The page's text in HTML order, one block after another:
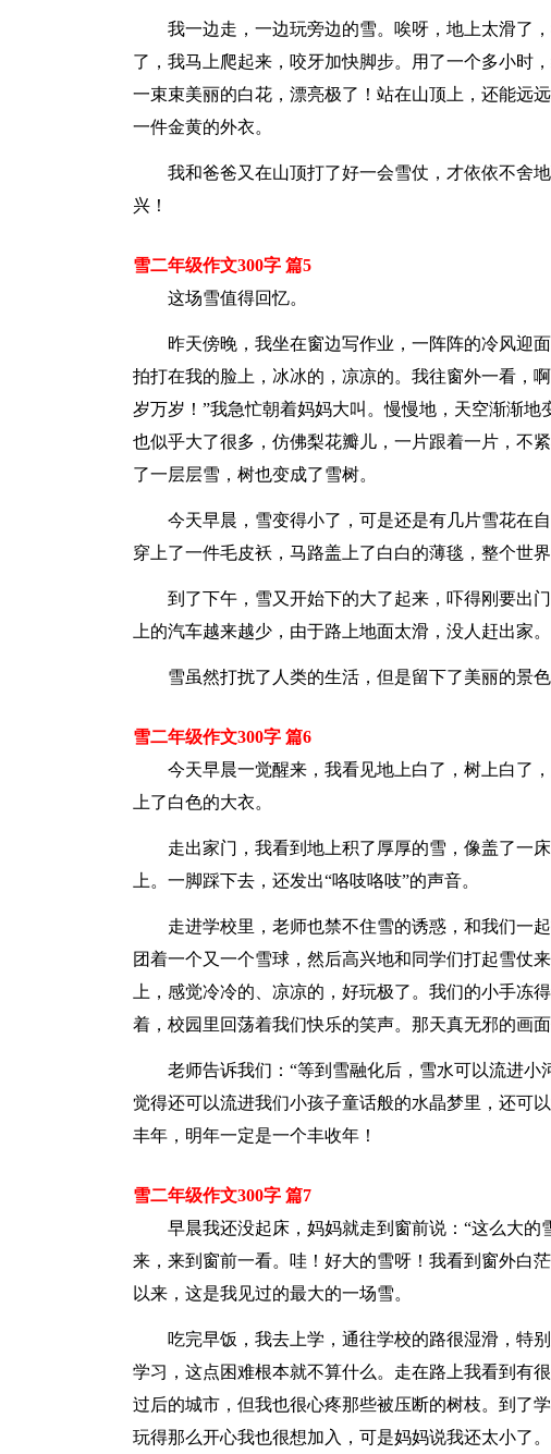
我一边走，一边玩旁边的雪。唉呀，地上太滑了
了，我马上爬起来，咬牙加快脚步。用了一个多小时
一束束美丽的白花，漂亮极了！站在山顶上，还能远
一件金黄的外衣。
我和爸爸又在山顶打了好一会雪仗，才依依不舍
兴！
雪二年级作文300字 篇5
这场雪值得回忆。
昨天傍晚，我坐在窗边写作业，一阵阵的冷风迎
拍打在我的脸上，冰冰的，凉凉的。我往窗外一看，
岁万岁！”我急忙朝着妈妈大叫。慢慢地，天空渐渐
也似乎大了很多，仿佛梨花瓣儿，一片跟着一片，不
了一层层雪，树也变成了雪树。
今天早晨，雪变得小了，可是还是有几片雪花在
穿上了一件毛皮袄，马路盖上了白白的薄毯，整个世
到了下午，雪又开始下的大了起来，吓得刚要出
上的汽车越来越少，由于路上地面太滑，没人赶出家。
雪虽然打扰了人类的生活，但是留下了美丽的景色
雪二年级作文300字 篇6
今天早晨一觉醒来，我看见地上白了，树上白了
上了白色的大衣。
走出家门，我看到地上积了厚厚的雪，像盖了一
上。一脚踩下去，还发出“咯吱咯吱”的声音。
走进学校里，老师也禁不住雪的诱惑，和我们一
团着一个又一个雪球，然后高兴地和同学们打起雪仗
上，感觉冷冷的、凉凉的，好玩极了。我们的小手冻
着，校园里回荡着我们快乐的笑声。那天真无邪的画
老师告诉我们：“等到雪融化后，雪水可以流进
觉得还可以流进我们小孩子童话般的水晶梦里，还可
丰年，明年一定是一个丰收年！
雪二年级作文300字 篇7
早晨我还没起床，妈妈就走到窗前说：“这么大
来，来到窗前一看。哇！好大的雪呀！我看到窗外白
以来，这是我见过的最大的一场雪。
吃完早饭，我去上学，通往学校的路很湿滑，特
学习，这点困难根本就不算什么。走在路上我看到有
过后的城市，但我也很心疼那些被压断的树枝。到了
玩得那么开心我也很想加入，可是妈妈说我还太小了。